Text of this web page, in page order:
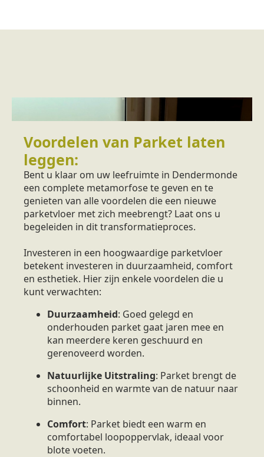
Voordelen van Parket laten
leggen:
Bent u klaar om uw leefruimte in Dendermonde
een complete metamorfose te geven en te
genieten van alle voordelen die een nieuwe
parketvloer met zich meebrengt? Laat ons u
begeleiden in dit transformatieproces.
Investeren in een hoogwaardige parketvloer
betekent investeren in duurzaamheid, comfort
en esthetiek. Hier zijn enkele voordelen die u
kunt verwachten:
Duurzaamheid: Goed gelegd en
onderhouden parket gaat jaren mee en
kan meerdere keren geschuurd en
gerenoveerd worden.
Natuurlijke Uitstraling: Parket brengt de
schoonheid en warmte van de natuur naar
binnen.
Comfort: Parket biedt een warm en
comfortabel loopoppervlak, ideaal voor
blote voeten.